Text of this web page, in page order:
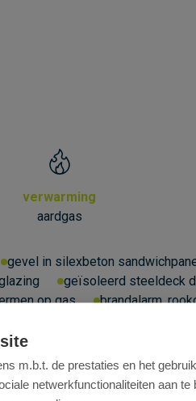
verwarming
aardgas
gevel in silexbeton
geïsoleerd steeldeck
op gas brandalarm,
m.b.t. de prestaties en het
netwerkfunctionaliteiten aan te